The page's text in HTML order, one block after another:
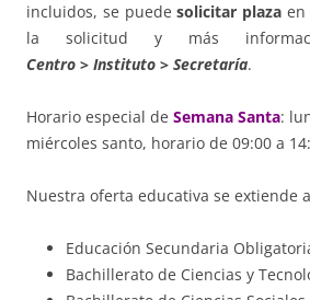
incluidos, se puedesolicitar plaza en
la solicitud y más
Centro > Instituto > Secretaría.
Horario especial de Semana Santa:
miércoles santo, horario de 09:00 a
Nuestra oferta educativa se extiende
Educación Secundaria
Bachillerato de Ciencias y